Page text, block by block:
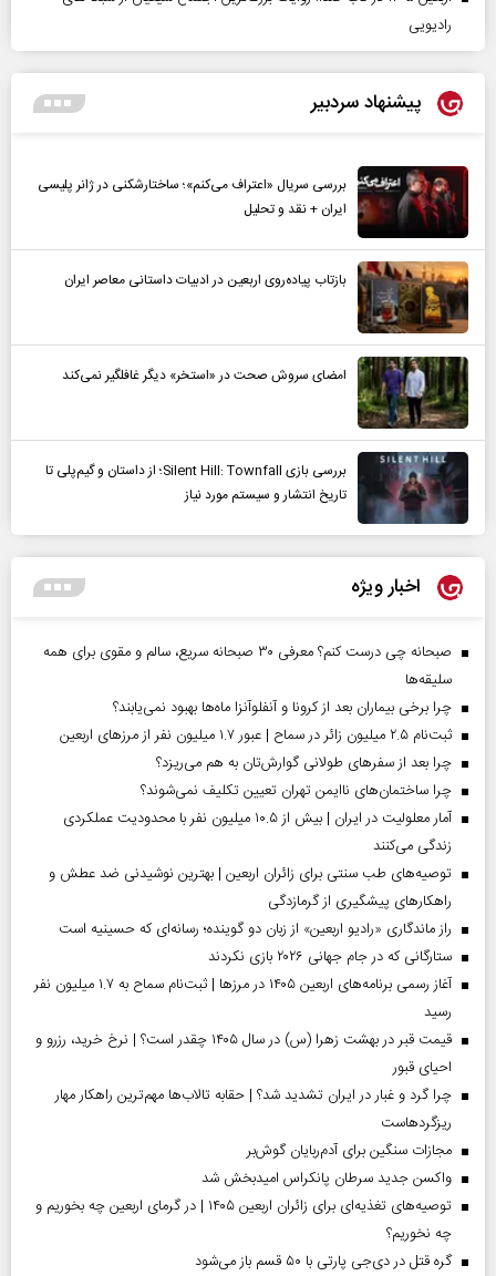
رادیویی
پیشنهاد سردبیر
بررسی سریال «اعتراف می‌کنم»؛ ساختارشکنی در ژانر پلیسی
ایران + نقد و تحلیل
بازتاب پیاده‌روی اربعین در ادبیات داستانی معاصر ایران
امضای سروش صحت در «استخر» دیگر غافلگیر نمی‌کند
بررسی بازی Silent Hill: Townfall؛ از داستان و گیم‌پلی تا
تاریخ انتشار و سیستم مورد نیاز
اخبار ویژه
صبحانه چی درست کنم؟ معرفی ۳۰ صبحانه سریع، سالم و مقوی برای همه
سلیقه‌ها
چرا برخی بیماران بعد از کرونا و آنفلوآنزا ماه‌ها بهبود نمی‌یابند؟
ثبت‌نام ۲.۵ میلیون زائر در سماح | عبور ۱.۷ میلیون نفر از مرز‌های اربعین
چرا بعد از سفرهای طولانی گوارش‌تان به هم می‌ریزد؟
چرا ساختمان‌های ناایمن تهران تعیین تکلیف نمی‌شوند؟
آمار معلولیت در ایران | بیش از ۱۰.۵ میلیون نفر با محدودیت عملکردی
زندگی می‌کنند
توصیه‌های طب سنتی برای زائران اربعین | بهترین نوشیدنی ضد عطش و
راهکارهای پیشگیری از گرمازدگی
راز ماندگاری «رادیو اربعین» از زبان دو گوینده؛ رسانه‌ای که حسینیه است
ستارگانی که در جام جهانی ۲۰۲۶ بازی نکردند
آغاز رسمی برنامه‌های اربعین ۱۴۰۵ در مرز‌ها | ثبت‌نام سماح به ۱.۷ میلیون نفر
رسید
قیمت قبر در بهشت زهرا (س) در سال ۱۴۰۵ چقدر است؟ | نرخ خرید، رزرو و
احیای قبور
چرا گرد و غبار در ایران تشدید شد؟ | حقابه تالاب‌ها مهم‌ترین راهکار مهار
ریزگردهاست
مجازات سنگین برای آدم‌ربایان گوش‌بر
واکسن جدید سرطان پانکراس امیدبخش شد
توصیه‌های تغذیه‌ای برای زائران اربعین ۱۴۰۵ | در گرمای اربعین چه بخوریم و
چه نخوریم؟
گره قتل در دی‌جی پارتی با ۵۰ قسم باز می‌شود